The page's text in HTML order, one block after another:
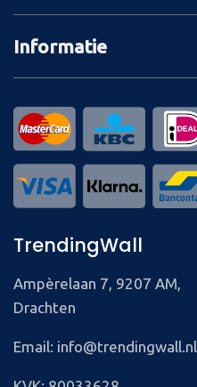
Informatie
TrendingWall
Ampèrelaan 7, 9207 AM,
Drachten
Email: info@trendingwall.nl